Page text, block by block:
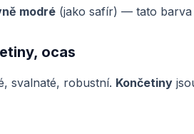
modré (jako safír) — tato barva
ocas
svalnaté, robustní. Končetiny